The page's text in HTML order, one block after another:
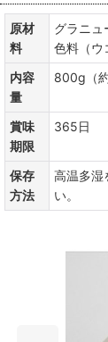
原材
料
グラニュ
色料（ウ
内容
量
800g（
賞味
期限
365日
保存
方法
高温多湿
い。